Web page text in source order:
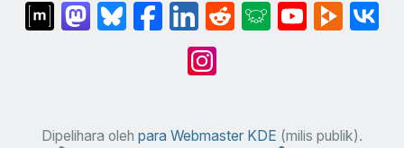
Dipelihara oleh para Webmaster KDE (milis publik).